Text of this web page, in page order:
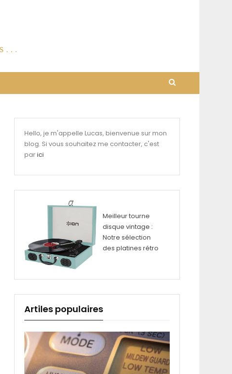
Hello, je m'appelle Lucas, bienvenue sur mon
blog. Si vous souhaitez me contacter, c'est
parici
Meilleur tourne
disque vintage :
Notre sélection
des platines rétro
Artiles populaires